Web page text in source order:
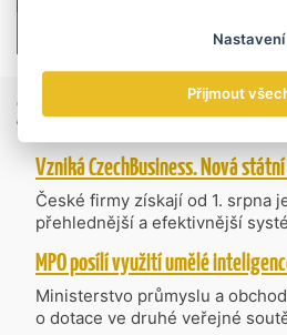
Více informací o
Zprávyze světa obchodu
České firmy získají od 1. srpna
přehlednější a efektivnější
CzechBusiness, která
kompetence agentur
Firmám nabídne jednoho
Ministerstvo průmyslu a
o dotace ve druhé veřejné
Nastavení
Přijmout